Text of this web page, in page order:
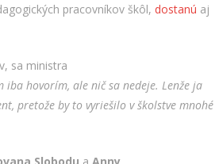
pracovníkov škôl, dostanú aj
sa ministra
iba hovorím, ale nič sa nedeje. Lenže ja
pretože by to vyriešilo v školstve mnohé